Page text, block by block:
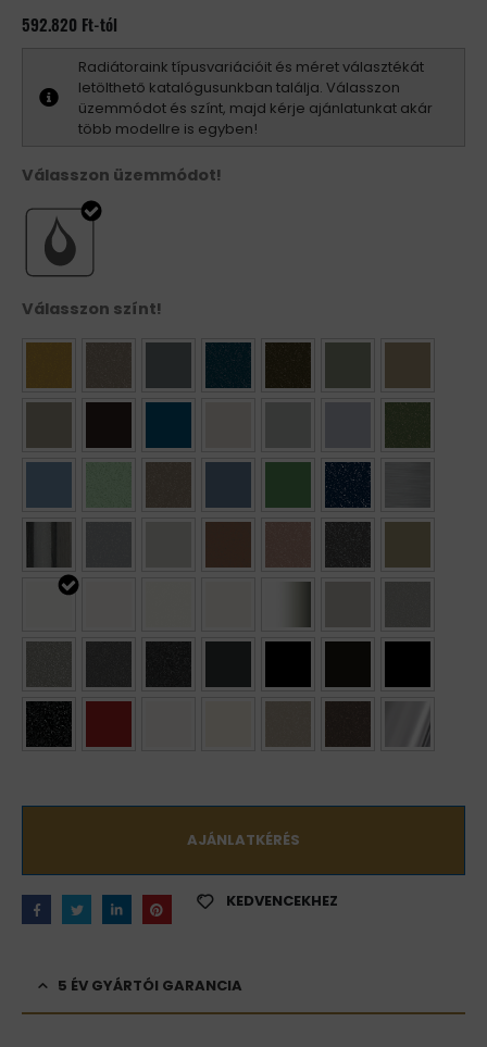
592.820 Ft-tól
Radiátoraink típusvariációit és méret választékát
letölthető katalógusunkban találja. Válasszon
üzemmódot és színt, majd kérje ajánlatunkat akár
több modellre is egyben!
Válasszon üzemmódot!
Válasszon színt!
AJÁNLATKÉRÉS
KEDVENCEKHEZ
5 ÉV GYÁRTÓI GARANCIA